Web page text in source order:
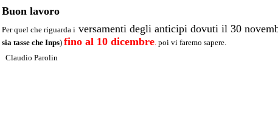
Buon lavoro
Per quel che riguarda i versamenti degli anticipi dovuti il 30
sia tasse che Inps) fino al 10 dicembre. poi vi faremo sapere.
Claudio Parolin